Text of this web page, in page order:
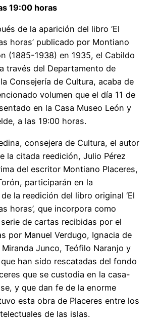
19:00 horas
de la aparición del libro ‘El
horas’ publicado por Montiano
(1885-1938) en 1935, el Cabildo
través del Departamento de
Consejería de Cultura, acaba de
volumen que el día 11 de
en la Casa Museo León y
a las 19:00 horas.
consejera de Cultura, el autor
la citada reedición, Julio Pérez
del escritor Montiano Placeres,
participarán en la
la reedición del libro original ‘El
horas’, que incorpora como
de cartas recibidas por el
por Manuel Verdugo, Ignacia de
Junco, Teófilo Naranjo y
que han sido rescatadas del fondo
que se custodia en la casa-
y que dan fe de la enorme
esta obra de Placeres entre los
de las islas.